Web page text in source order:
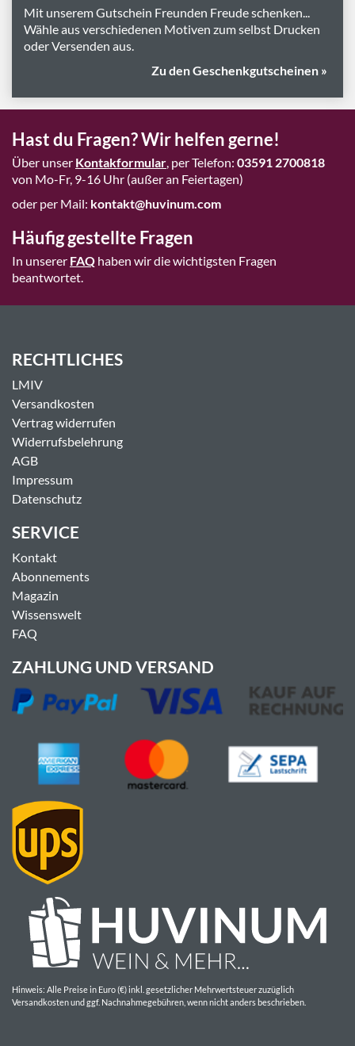
Mit unserem Gutschein Freunden Freude schenken...
Wähle aus verschiedenen Motiven zum selbst Drucken
oder Versenden aus.
Zu den Geschenkgutscheinen »
Hast du Fragen? Wir helfen gerne!
Über unser Kontakformular, per Telefon: 03591 2700818
von Mo-Fr, 9-16 Uhr (außer an Feiertagen)
oder per Mail: kontakt@huvinum.com
Häufig gestellte Fragen
In unserer FAQ haben wir die wichtigsten Fragen
beantwortet.
RECHTLICHES
LMIV
Versandkosten
Vertrag widerrufen
Widerrufsbelehrung
AGB
Impressum
Datenschutz
SERVICE
Kontakt
Abonnements
Magazin
Wissenswelt
FAQ
ZAHLUNG UND VERSAND
Hinweis: Alle Preise in Euro (€) inkl. gesetzlicher Mehrwertsteuer zuzüglich
Versandkosten und ggf. Nachnahmegebühren, wenn nicht anders beschrieben.